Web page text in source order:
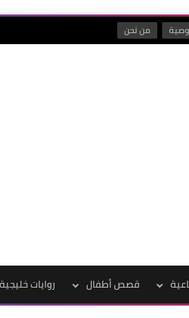
من نحن
قصص أطفال روايات خليجية